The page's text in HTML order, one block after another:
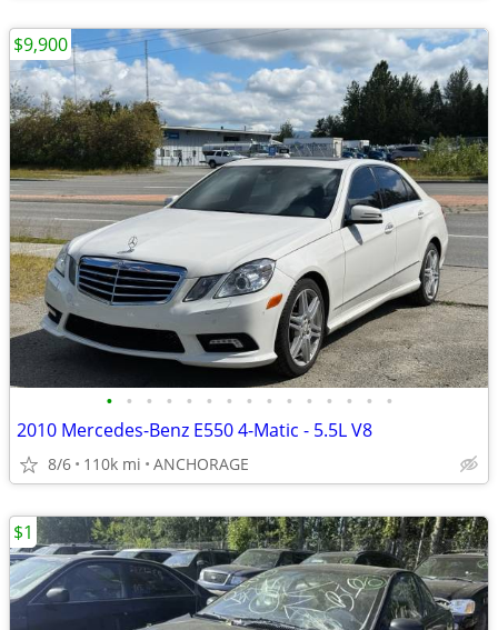
• • • • • • • • • • • • • • •
2010 Mercedes-Benz E550 4-Matic - 5.5L V8
8/6 110k mi ANCHORAGE
$9,900
$1